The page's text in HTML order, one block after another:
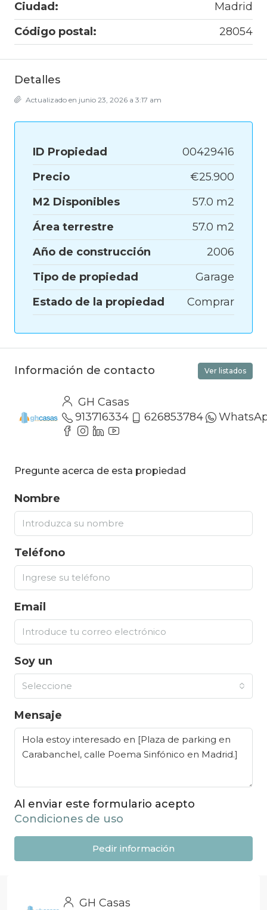
Ciudad:
Madrid
Código postal:
28054
Detalles
Actualizado en junio 23, 2026 a 3:17 am
ID Propiedad
00429416
Precio
€25.900
M2 Disponibles
57.0 m2
Área terrestre
57.0 m2
Año de construcción
2006
Tipo de propiedad
Garage
Estado de la propiedad
Comprar
Información de contacto Ver listados
GH Casas
913716334
626853784
Pregunte acerca de esta propiedad
Nombre
Teléfono
Email
Soy un
Seleccione
Mensaje
Al enviar este formulario acepto
Condiciones de uso
Pedir información
GH Casas